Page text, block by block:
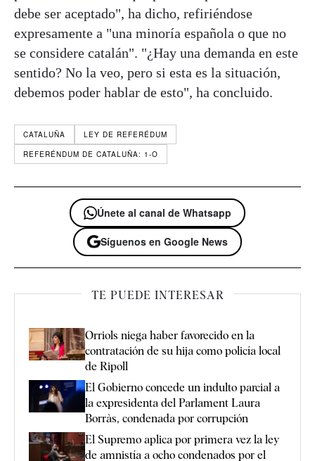
debe ser aceptado", ha dicho, refiriéndose
expresamente a "una minoría española o que no
se considere catalán". "¿Hay una demanda en este
sentido? No la veo, pero si esta es la situación,
debemos poder hablar de esto", ha concluido.
CATALUÑA
LEY DE REFERÉDUM
REFERÉNDUM DE CATALUÑA: 1-O
Únete al canal de Whatsapp
Síguenos en Google News
TE PUEDE INTERESAR
Orriols niega haber favorecido en la
contratación de su hija como policía local
de Ripoll
El Gobierno concede un indulto parcial a
la expresidenta del Parlament Laura
Borràs, condenada por corrupción
El Supremo aplica por primera vez la ley
de amnistía a ocho condenados por el